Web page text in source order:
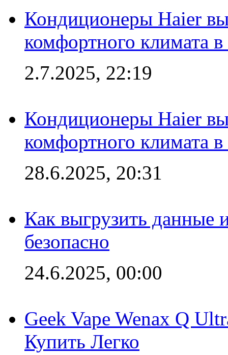
Кондиционеры Haier
комфортного климата
2.7.2025, 22:19
Кондиционеры Haier
комфортного климата
28.6.2025, 20:31
Как выгрузить данные
безопасно
24.6.2025, 00:00
Geek Vape Wenax Q
Купить Легко